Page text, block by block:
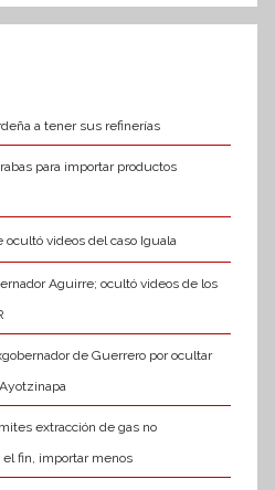
a tener sus refinerías
para importar productos
ocultó videos del caso Iguala
Aguirre; ocultó videos de los
de Guerrero por ocultar
extracción de gas no
el fin, importar menos